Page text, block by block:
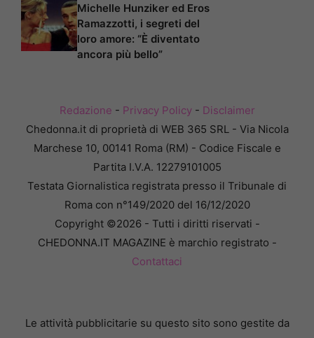
Michelle Hunziker ed Eros
Ramazzotti, i segreti del
loro amore: “È diventato
ancora più bello”
Redazione - Privacy Policy- Disclaimer
Chedonna.it di proprietà di WEB 365 SRL - Via Nicola
Marchese 10, 00141 Roma (RM) - Codice Fiscale e
Partita I.V.A. 12279101005
Testata Giornalistica registrata presso il Tribunale di
Roma con n°149/2020 del 16/12/2020
Copyright ©2026 - Tutti i diritti riservati -
CHEDONNA.IT MAGAZINE è marchio registrato -
Contattaci
Le attività pubblicitarie su questo sito sono gestite da